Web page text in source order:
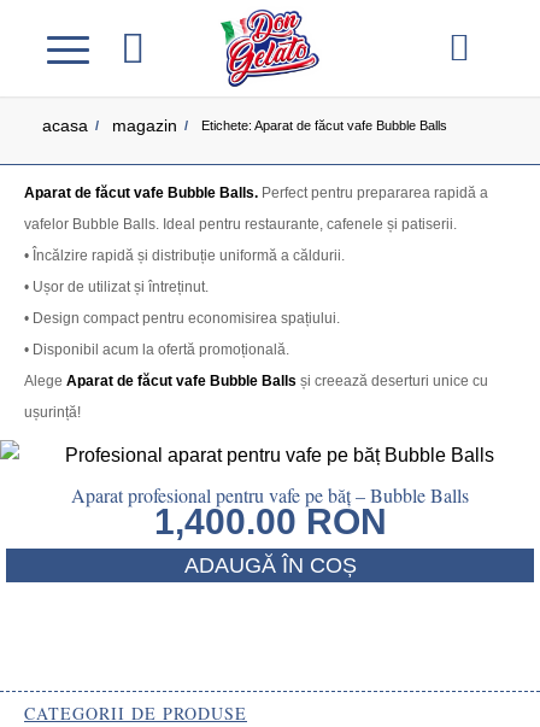
acasa / magazin / Etichete: Aparat de făcut vafe Bubble Balls
Aparat de făcut vafe Bubble Balls. Perfect pentru prepararea rapidă a
vafelor Bubble Balls. Ideal pentru restaurante, cafenele și patiserii.
• Încălzire rapidă și distribuție uniformă a căldurii.
• Ușor de utilizat și întreținut.
• Design compact pentru economisirea spațiului.
• Disponibil acum la ofertă promoțională.
Alege Aparat de făcut vafe Bubble Balls și creează deserturi unice cu
ușurință!
Aparat profesional pentru vafe pe băț – Bubble Balls
1,400.00 RON
ADAUGĂ ÎN COȘ
CATEGORII DE PRODUSE